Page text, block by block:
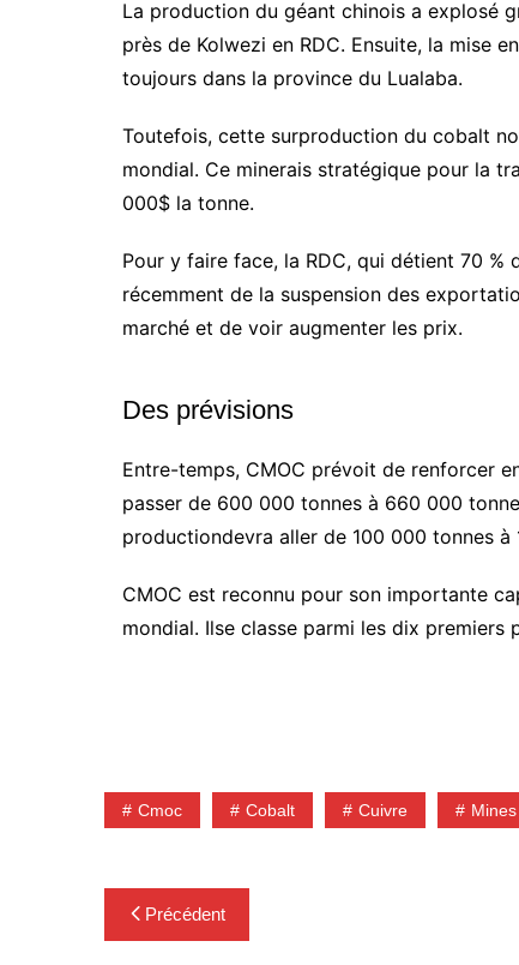
La production du géant chinois a explosé
près de Kolwezi en RDC. Ensuite, la mise
toujours dans la province du Lualaba.
Toutefois, cette surproduction du cobalt
mondial. Ce minerais stratégique pour la
000$ la tonne.
Pour y faire face, la RDC, qui détient 70
récemment de la suspension des
marché et de voir augmenter les prix.
Des prévisions
Entre-temps, CMOC prévoit de renforcer
passer de 600 000 tonnes à 660 000
productiondevra aller de 100 000 tonnes à
CMOC est reconnu pour son importante
mondial. Ilse classe parmi les dix
Cmoc Cobalt Cuivre Mines
Navigation
de
Précédent